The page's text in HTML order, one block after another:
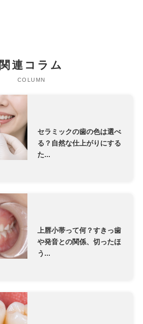
関連コラム
COLUMN
セラミックの歯の色は選べ
る？自然な仕上がりにする
た...
上唇小帯って何？すきっ歯
や発音との関係、切ったほ
う...